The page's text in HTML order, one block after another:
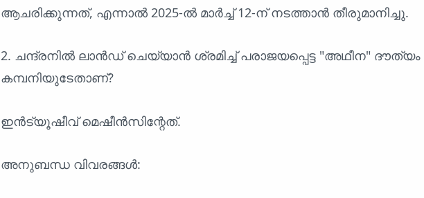
ആചരിക്കുന്നത്, എന്നാൽ 2025-ൽ മാർച്ച് 12-ന് നടത്താൻ തീരുമാനിച്ചു.
2. ചന്ദ്രനിൽ ലാൻഡ് ചെയ്യാൻ ശ്രമിച്ച് പരാജയപ്പെട്ട "അഥീന"
കമ്പനിയുടേതാണ്?
ഇൻട്യൂഷീവ് മെഷീൻസിന്റേത്.
അനുബന്ധ വിവരങ്ങൾ: